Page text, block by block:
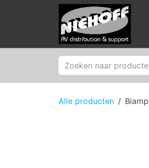
Overslaan naar inhoud
Alle producten